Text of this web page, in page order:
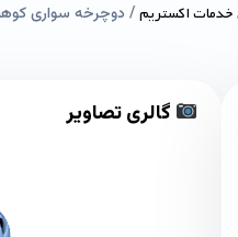
خدمات اکستریم/ دوچرخه‌ سواری
گالری تصاویر